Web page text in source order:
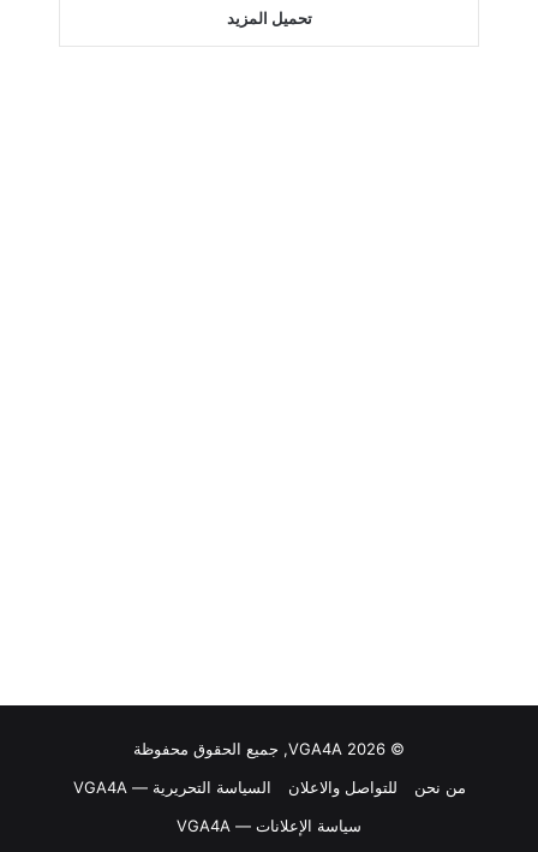
تحميل المزيد
© VGA4A 2026, جميع الحقوق محفوظة
من نحن
للتواصل والاعلان
السياسة التحريرية — VGA4A
سياسة الإعلانات — VGA4A